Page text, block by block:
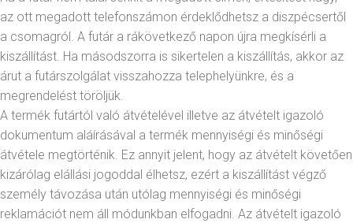
az ott megadott telefonszámon érdeklődhetsz a diszpécsertől
a csomagról. A futár a rákövetkező napon újra megkísérli a
kiszállítást. Ha másodszorra is sikertelen a kiszállítás, akkor az
árut a futárszolgálat visszahozza telephelyünkre, és a
megrendelést töröljük.
A termék futártól való átvételével illetve az átvételt igazoló
dokumentum aláírásával a termék mennyiségi és minőségi
átvétele megtörténik. Ez annyit jelent, hogy az átvételt követően
kizárólag elállási jogoddal élhetsz, ezért a kiszállítást végző
személy távozása után utólag mennyiségi és minőségi
reklamációt nem áll módunkban elfogadni. Az átvételt igazoló